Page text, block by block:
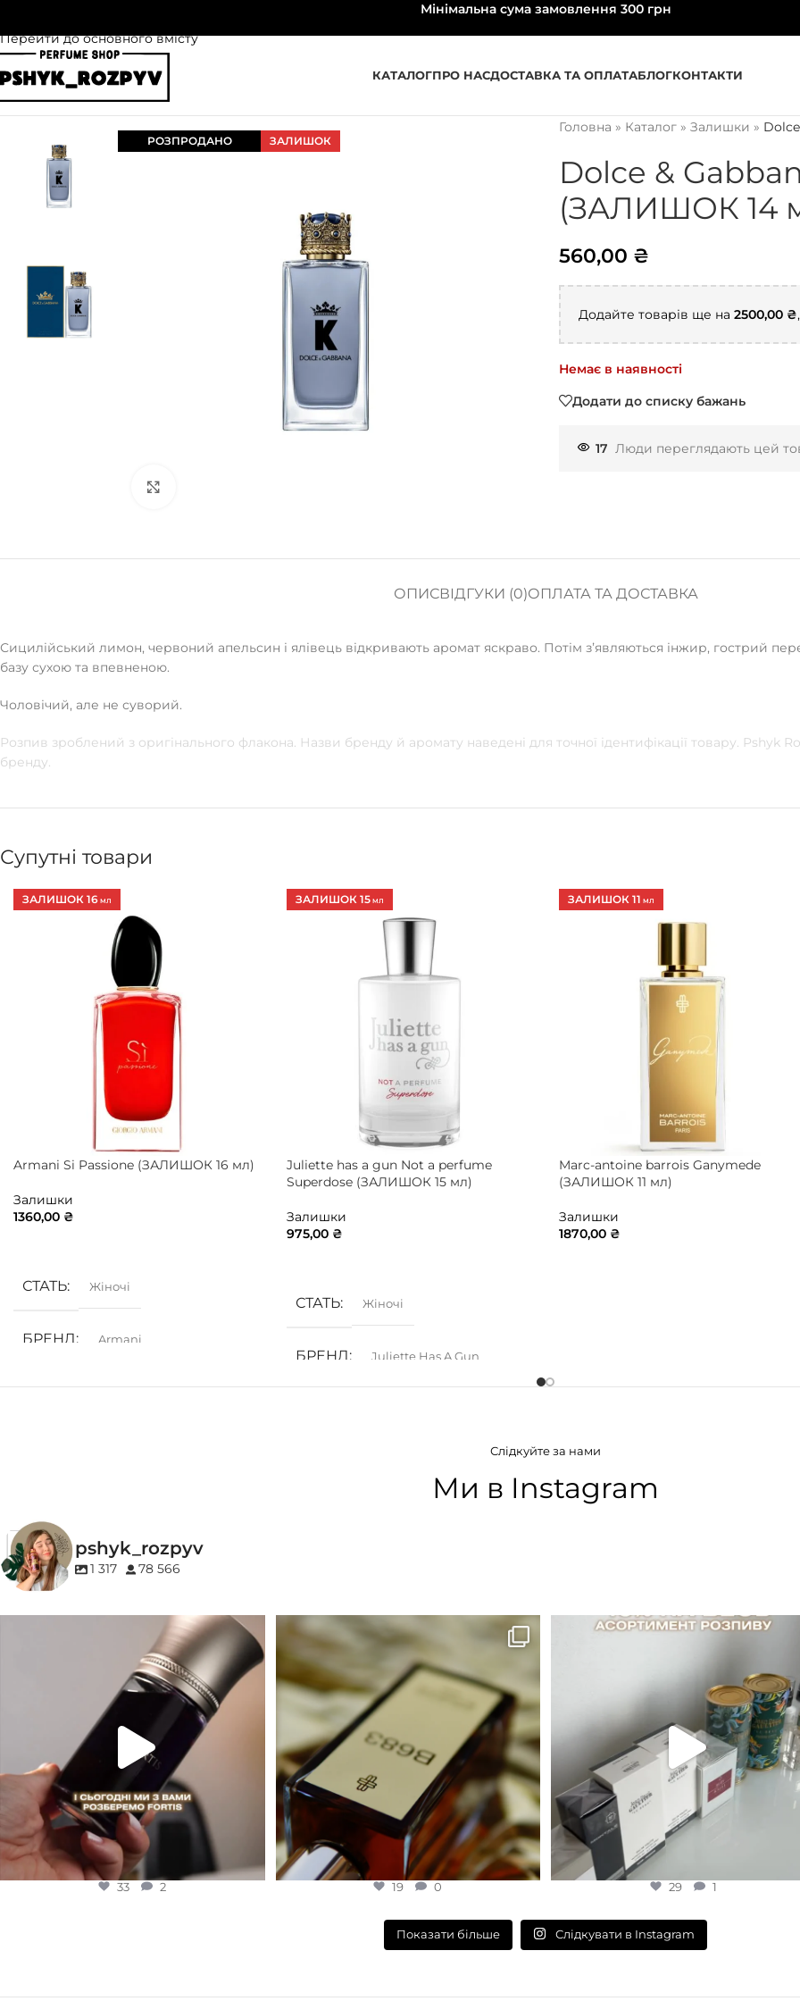
Перейти до основного вмісту
Мінімальна сума замовлення 300 грн
КАТАЛОГПРО НАСДОСТАВКА ТА ОПЛАТАБЛОГКОНТАКТИ
РОЗПРОДАНО ЗАЛИШОК
Головна » Каталог» Залишки »
Dolce &
(ЗАЛИШОК 14
560,00 ₴
Додайте товарів ще на 2500,00 ₴
Немає в наявності
Додати до списку бажань
17 Люди переглядають цей
ОПИСВІДГУКИ (0)ОПЛАТА ТА ДОСТАВКА
Сицилійський лимон, червоний апельсин і ялівець відкривають аромат яскраво. Потім зʼявляються інжир, гострий
базу сухою та впевненою.
Чоловічий, але не суворий.
Розпив зроблений з оригінального флакона. Назви бренду й аромату наведені для точної ідентифікації товару. Pshyk
бренду.
Супутні товари
ЗАЛИШОК 16 МЛ
Armani Si Passione (ЗАЛИШОК 16 мл)
Залишки
1360,00 ₴
СТАТЬ Жіночі
БРЕНД Armani
ГРУПА АРОМАТУ
EDP (парфумована вода)
ЗАЛИШОК 15МЛ
Juliette has a gun Not a perfume
Superdose (ЗАЛИШОК 15 мл)
Залишки
975,00 ₴
СТАТЬ Жіночі
БРЕНД Juliette Has A Gun
ЗАЛИШОК 11 МЛ
Marc-antoine barrois Ganymede
(ЗАЛИШОК 11 мл)
Залишки
1870,00 ₴
Слідкуйте за нами
Ми в Instagram
pshyk_rozpyv
1 317 78 566
Для замовлення переходьте на сайт або в
Instagram...
33 2
33 2
Marc-Antoine Barrois B683 - це запах вечора в...
19 0
19 0
Знижка 15 % діє НА ОНЛАЙН
29 1
Показати більше Слідкувати в Instagram